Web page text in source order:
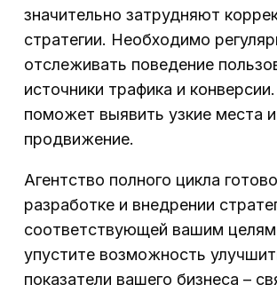
значительно затрудняют
стратегии. Необходимо
отслеживать поведение
источники трафика и
поможет выявить узкие места
продвижение.
Агентство полного цикла
разработке и внедрении
соответствующей вашим
упустите возможность
показатели вашего бизнеса –